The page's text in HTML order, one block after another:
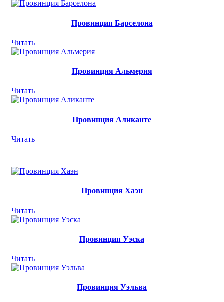
Провинция Барселона
Читать
Провинция Альмерия
Читать
Провинция Аликанте
Читать
Провинция Хаэн
Читать
Провинция Уэска
Читать
Провинция Уэльва